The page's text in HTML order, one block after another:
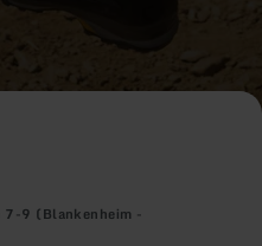
7-9 (Blankenheim -